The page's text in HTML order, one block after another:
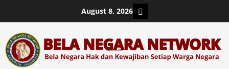
content
August 8, 2026 Login